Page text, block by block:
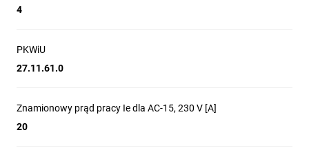
4
PKWiU
27.11.61.0
Znamionowy prąd pracy Ie dla AC-15, 230 V [A]
20